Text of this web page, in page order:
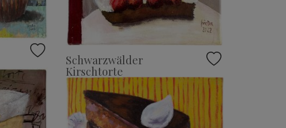
Schwarzwälder
Kirschtorte